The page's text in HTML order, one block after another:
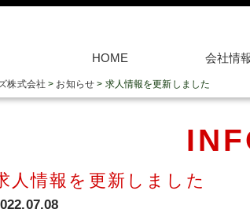
HOME 会社情
株式会社 > お知らせ > 求人情報を更新しました
人情報を更新しました